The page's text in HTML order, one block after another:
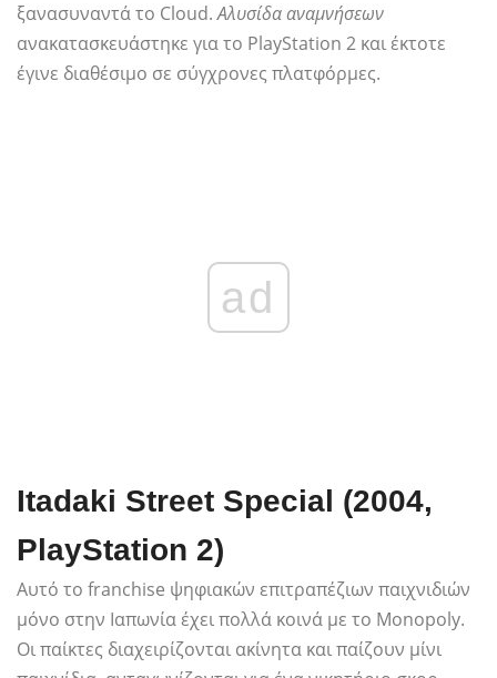
ξανασυναντά το Cloud.Αλυσίδα αναμνήσεων
ανακατασκευάστηκε για το PlayStation 2 και έκτοτε
έγινε διαθέσιμο σε σύγχρονες πλατφόρμες.
ad
Itadaki Street Special (2004,
PlayStation 2)
Αυτό το franchise ψηφιακών επιτραπέζιων παιχνιδιών
μόνο στην Ιαπωνία έχει πολλά κοινά με το Monopoly.
Οι παίκτες διαχειρίζονται ακίνητα και παίζουν μίνι